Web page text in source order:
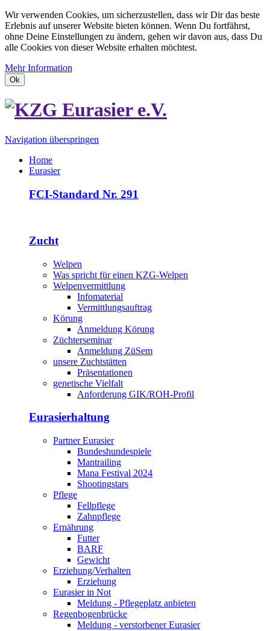
Wir verwenden Cookies, um sicherzustellen, dass wir Dir das beste
Erlebnis auf unserer Website bieten können. Wenn Du fortfährst,
ohne Deine Einstellungen zu ändern, gehen wir davon aus, dass Du
alle Cookies von dieser Website erhalten möchtest.
Mehr Information
Ok
Navigation überspringen
Home
Eurasier
FCI-Standard Nr. 291
Zucht
Welpen
Was spricht für einen KZG-Welpen
Welpenvermittlung
Infomaterial
Vermittlungsauftrag
Körung
Anmeldung Körung
Züchterseminar
Anmeldung ZüSem
unsere Zuchtstätten
Präsentationen
genetische Vielfalt
Anforderung GIK/ROH-Profil
Eurasierhaltung
Partner Eurasier
Bundeshundespiele
Mantrailing
Mana Festival 2024
Shootingstars
Pflege
Fellpflege
Zahnpflege
Ernährung
Futter
BARF
Gewicht
Erziehung/Verhalten
Erziehung
Eurasier in Not
Meldung - Pflegeplatz anbieten
Regenbogenbrücke
Meldung - verstorbener Eurasier